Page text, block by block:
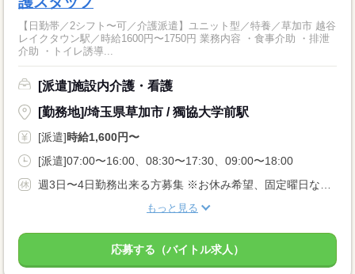
【日勤帯／2シフト〜可／介護派遣】ユニット型／特養／草加市 越谷
レイクタウン駅／時給1600円〜1750円 業務内容 ・食事介助 ・排泄
介助 ・トイレ誘導...
[派遣]施設内介護・看護
[勤務地]/埼玉県草加市 / 獨協大学前駅
[派遣]時給1,600円〜
[派遣]07:00〜16:00、08:30〜17:30、09:00〜18:00
もっと見る
応募する（バイトル求人）